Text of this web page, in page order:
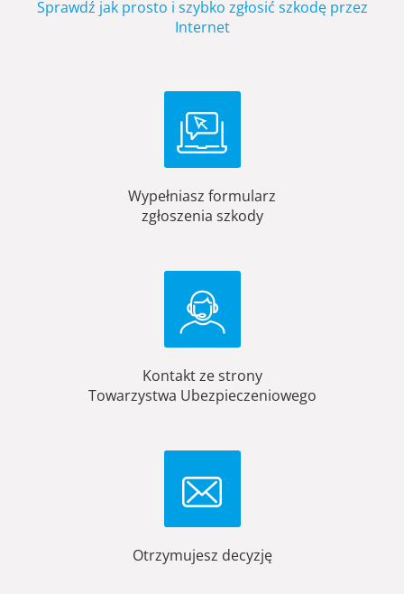
Sprawdź jak prosto i szybko zgłosić szkodę przez
Internet
Wypełniasz formularz
zgłoszenia szkody
Kontakt ze strony
Towarzystwa Ubezpieczeniowego
Otrzymujesz decyzję